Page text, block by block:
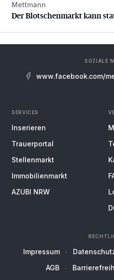
Der Blotschenmarkt kann
Mettmann
Der Blotschenmarkt kann
SOZIALE
www.facebook.com/
SERVICES
Inserieren
Trauerportal
Stellenmarkt
Immobilienmarkt
AZUBI NRW
Impressum
AGB